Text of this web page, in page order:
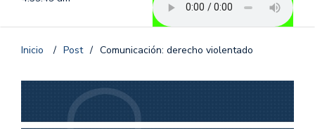
Inicio / Post / Comunicación: derecho violentado